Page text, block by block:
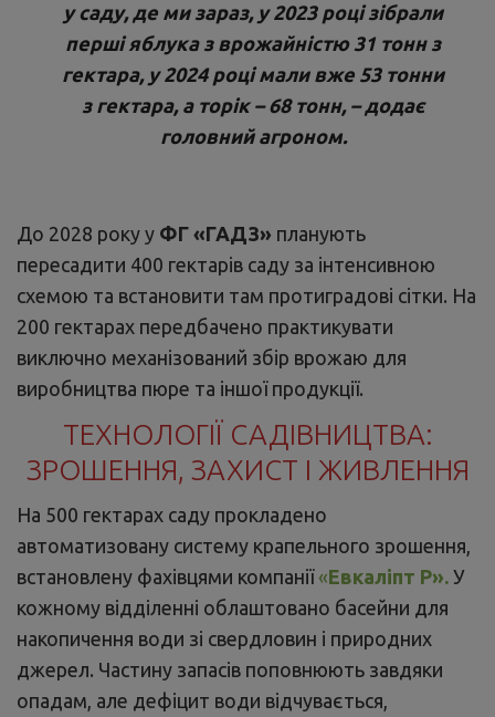
у саду, де ми зараз, у 2023 році зібрали
перші яблука з врожайністю 31 тонн з
гектара, у 2024 році мали вже 53 тонни
з гектара, а торік – 68 тонн, – додає
головний агроном.
До 2028 року у ФГ «ГАДЗ» планують
пересадити 400 гектарів саду за інтенсивною
схемою та встановити там протиградові сітки. На
200 гектарах передбачено практикувати
виключно механізований збір врожаю для
виробництва пюре та іншої продукції.
ТЕХНОЛОГІЇ САДІВНИЦТВА:
ЗРОШЕННЯ, ЗАХИСТ І ЖИВЛЕННЯ
На 500 гектарах саду прокладено
автоматизовану систему крапельного зрошення,
встановлену фахівцями компанії «Евкаліпт Р». У
кожному відділенні облаштовано басейни для
накопичення води зі свердловин і природних
джерел. Частину запасів поповнюють завдяки
опадам, але дефіцит води відчувається,